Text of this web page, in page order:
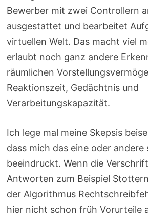
Bewerber mit zwei Controllern
ausgestattet und bearbeitet
virtuellen Welt. Das macht viel
erlaubt noch ganz andere
räumlichen
Reaktionszeit, Gedächtnis und
Verarbeitungskapazität.
Ich lege mal meine Skepsis
dass mich das eine oder andere
beeindruckt. Wenn die
Antworten zum Beispiel
der Algorithmus
hier nicht schon früh Vorurteile